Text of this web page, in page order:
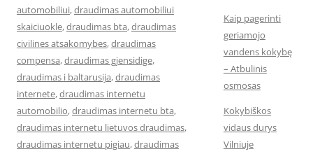
automobiliui,draudimas automobiliui
skaiciuokle,draudimas bta,draudimas
civilines atsakomybes,draudimas
compensa,draudimas gjensidige,
draudimas i baltarusija,draudimas
internete,draudimas internetu
automobilio,draudimas internetu bta,
draudimas internetu lietuvos draudimas,
draudimas internetu pigiau,draudimas
Kaip pagerinti
geriamojo
vandens kokybę
– Atbulinis
osmosas
Kokybiškos
vidaus durys
Vilniuje